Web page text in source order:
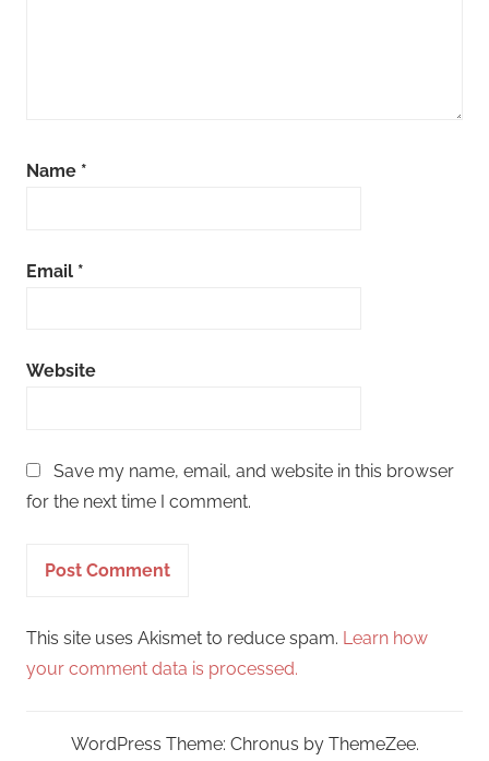
Name *
Email *
Website
Save my name, email, and website in this browser
for the next time I comment.
This site uses Akismet to reduce spam. Learn how
your comment data is processed.
WordPress Theme: Chronus by ThemeZee.